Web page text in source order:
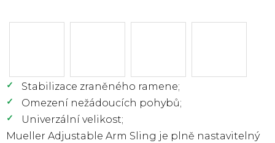
Stabilizace zraněného ramene;
Omezení nežádoucích pohybů;
Univerzální velikost;
Mueller Adjustable Arm Sling je plně nastavitelný